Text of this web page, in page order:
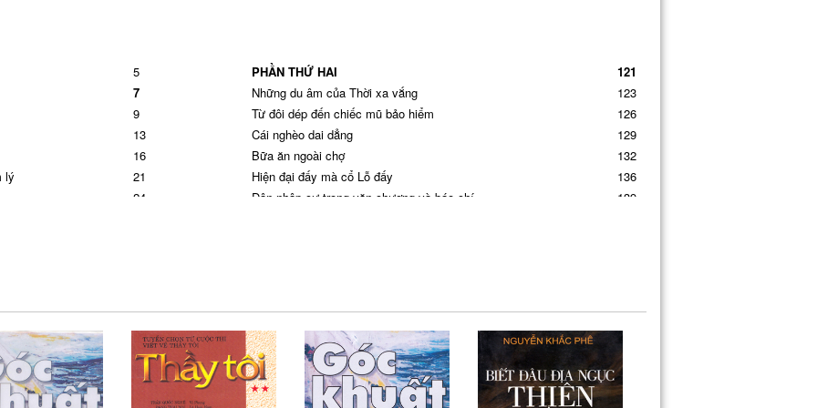
5
7
9
13
16
lý
21
24
49
53
56
PHẦN THỨ HAI
121
Những du âm của Thời xa vắng
123
Từ đôi dép đến chiếc mũ bảo hiểm
126
Cái nghèo dai dẳng
129
Bữa ăn ngoài chợ
132
Hiện đại đấy mà cổ Lỗ đấy
136
Dân nhập cư trong văn chương và báo chí
139
Ấn kín một triết lý chung
163
Nghĩ mình công ít tội nhiều
166
Cần những kháng sinh cho những căn bệnh tâm lý
169